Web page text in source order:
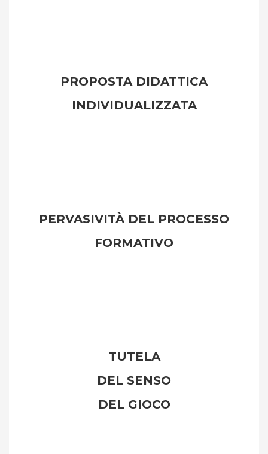
PROPOSTA DIDATTICA
INDIVIDUALIZZATA
PERVASIVITÀ DEL PROCESSO
FORMATIVO
TUTELA
DEL SENSO
DEL GIOCO